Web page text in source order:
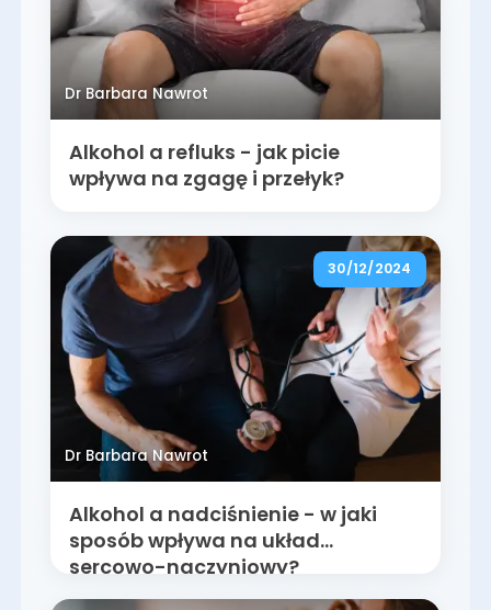
Dr Barbara Nawrot
Alkohol a refluks - jak picie
wpływa na zgagę i przełyk?
30/12/2024
Dr Barbara Nawrot
Alkohol a nadciśnienie - w jaki
sposób wpływa na układ
sercowo-naczyniowy?